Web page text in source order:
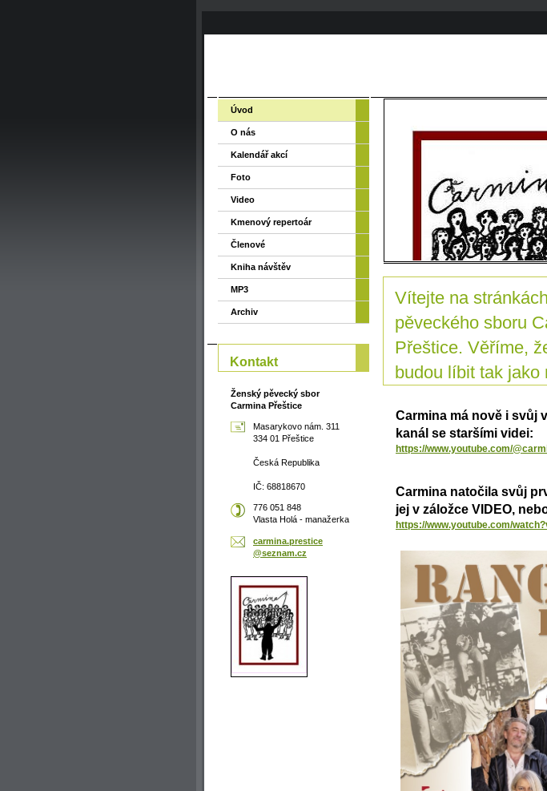
Vítejte na
pěveckého sboru
Přeštice. Věříme,
budou líbit tak jako
Carmina má nově i svůj
kanál se staršími videi:
https://www.youtube.com/
Carmina natočila svůj
jej v záložce VIDEO,
https://www.youtube.com/
Úvod
O nás
Kalendář akcí
Foto
Video
Kmenový repertoár
Členové
Kniha návštěv
MP3
Archiv
Kontakt
Ženský pěvecký sbor
Carmina Přeštice
Masarykovo nám. 311
334 01 Přeštice
Česká Republika
IČ: 68818670
776 051 848
Vlasta Holá - manažerka
carmina.prestice
@seznam.cz